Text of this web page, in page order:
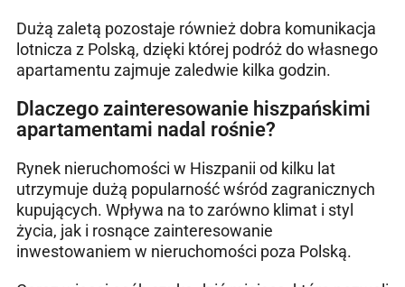
Dużą zaletą pozostaje również dobra komunikacja
lotnicza z Polską, dzięki której podróż do własnego
apartamentu zajmuje zaledwie kilka godzin.
Dlaczego zainteresowanie hiszpańskimi
apartamentami nadal rośnie?
Rynek nieruchomości w Hiszpanii od kilku lat
utrzymuje dużą popularność wśród zagranicznych
kupujących. Wpływa na to zarówno klimat i styl
życia, jak i rosnące zainteresowanie
inwestowaniem w nieruchomości poza Polską.